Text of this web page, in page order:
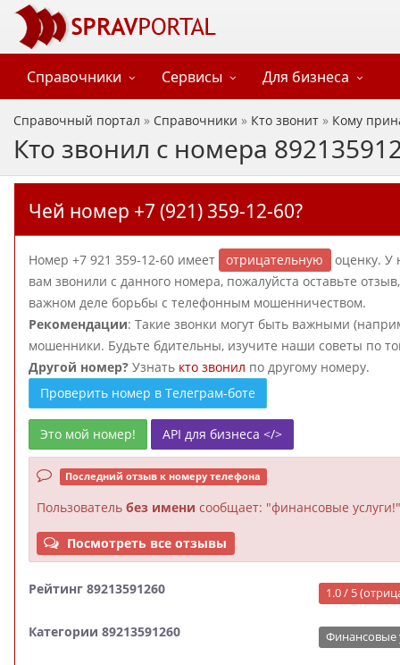
Справочники Сервисы Для бизнеса
Справочный портал » Справочники » Кто звонит » Кому
Кто звонил с номера
Чей номер +7 (921) 359-12-60?
Номер +7 921 359-12-60 имеет отрицательную
оценку. У
вам звонили с данного номера, пожалуйста оставьте
важном деле борьбы с телефонным мошенничеством.
Рекомендации: Такие звонки могут быть важными
мошенники. Будьте бдительны, изучите наши советы по
Другой номер? Узнать кто звонил по другому номеру.
Проверить номер в Телеграм-боте
Это мой номер! API для бизнеса </>
Последний отзыв к номеру телефона
Пользователь без имени сообщает: "финансовые услуги!"
Посмотреть все отзывы
Рейтинг 89213591260 1.0 / 5
Категории 89213591260 Финансовые